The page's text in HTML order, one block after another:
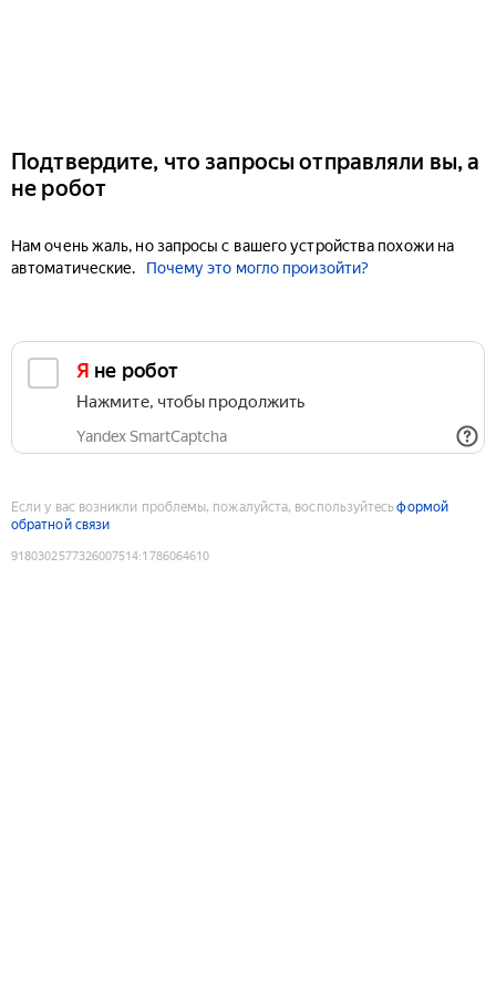
Подтвердите, что запросы отправляли вы, а
не робот
Нам очень жаль, но запросы с вашего устройства похожи на
автоматические.
Почему это могло произойти?
Я не робот
Нажмите, чтобы продолжить
Yandex SmartCaptcha
Если у вас возникли проблемы, пожалуйста, воспользуйтесьформой
обратной связи
9180302577326007514:1786064610